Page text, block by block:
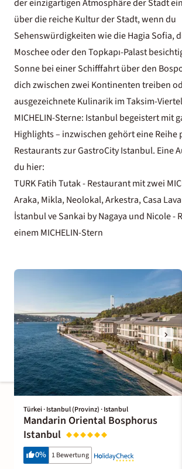
der einzigartigen Atmosphäre der Stadt
über die reiche Kultur der Stadt, wenn du
Sehenswürdigkeiten wie die Hagia Sofia,
Moschee oder den Topkapı-Palast
Sonne bei einer Schifffahrt über den
dich zwischen zwei Kontinenten treiben
ausgezeichnete Kulinarik im Taksim-
MICHELIN-Sterne: Istanbul begeistert mit
Highlights – inzwischen gehört eine
Restaurants zur GastroCity Istanbul. Eine
du hier:
TURK Fatih Tutak - Restaurant mit zwei
Araka, Mikla, Neolokal, Arkestra, Casa
İstanbul ve Sankai by Nagaya und Nicole -
einem MICHELIN-Stern
Türkei · Istanbul (Provinz) · Istanbul
Mandarin Oriental Bosphorus
Istanbul
0% 1 Bewertung